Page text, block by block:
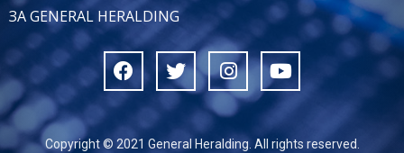
ЗА GENERAL HERALDING
Copyright © 2021 General Heralding. All rights reserved.